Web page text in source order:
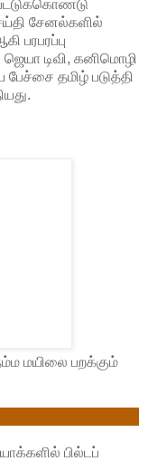
சேனல்களில்
பரபரப்பு
டிவி, கனிமொழி
தமிழ் படுத்தி
மயிலை பறக்கும்
பில்டப்